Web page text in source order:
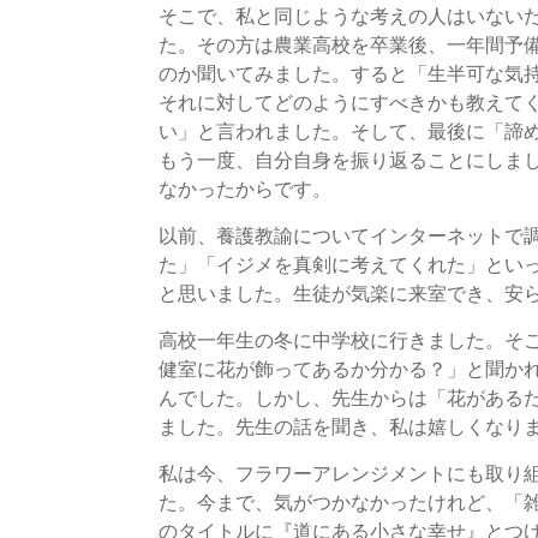
そこで、私と同じような考えの人はいない
た。その方は農業高校を卒業後、一年間予
のか聞いてみました。すると「生半可な気
それに対してどのようにすべきかも教えて
い」と言われました。そして、最後に「諦
もう一度、自分自身を振り返ることにし
なかったからです。
以前、養護教諭についてインターネットで
た」「イジメを真剣に考えてくれた」とい
と思いました。生徒が気楽に来室でき、安
高校一年生の冬に中学校に行きました。そ
健室に花が飾ってあるか分かる？」と聞か
んでした。しかし、先生からは「花がある
ました。先生の話を聞き、私は嬉しくな
私は今、フラワーアレンジメントにも取り
た。今まで、気がつかなかったけれど、「
のタイトルに『道にある小さな幸せ』とつ